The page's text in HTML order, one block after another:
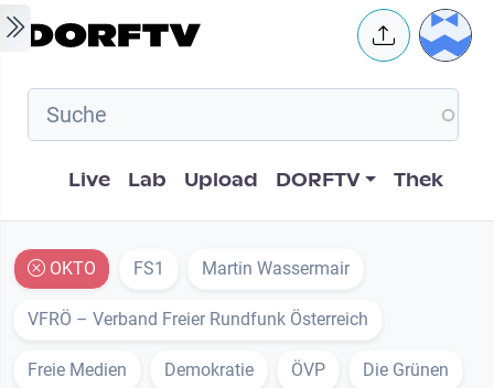
Skip to main content User
Hauptnavigation
Live Lab Upload DORFTV Thek
OKTO FS1 Martin Wassermair
VFRÖ – Verband Freier Rundfunk Österreich
Freie Medien Demokratie ÖVP Die Grünen